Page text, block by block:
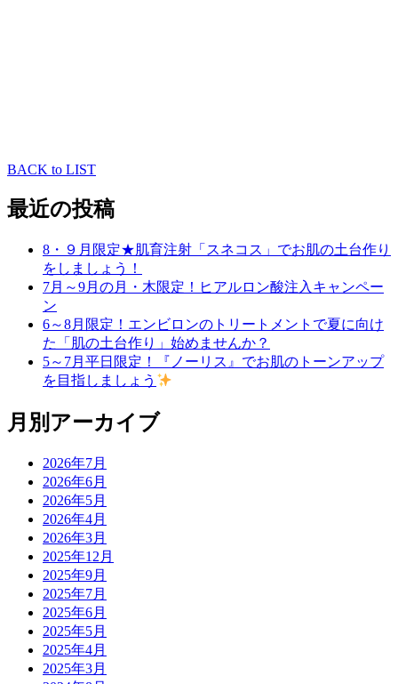
BACK to LIST
最近の投稿
8・９月限定★肌育注射「スネコス」でお肌の土台作り
をしましょう！
7月～9月の月・木限定！ヒアルロン酸注入キャンペー
ン
6～8月限定！エンビロンのトリートメントで夏に向け
た「肌の土台作り」始めませんか？
5～7月平日限定！『ノーリス』でお肌のトーンアップ
を目指しましょう
月別アーカイブ
2026年7月
2026年6月
2026年5月
2026年4月
2026年3月
2025年12月
2025年9月
2025年7月
2025年6月
2025年5月
2025年4月
2025年3月